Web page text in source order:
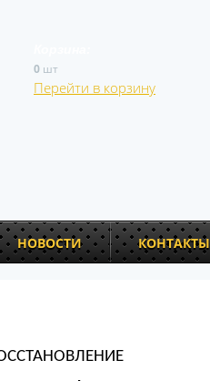
0 шт
Перейти в корзину
НОВОСТИ КОНТАКТЫ